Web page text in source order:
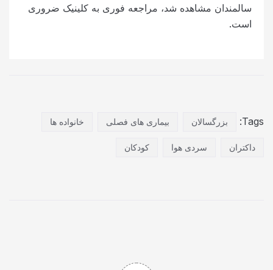
سالمندان مشاهده شد، مراجعه فوری به کلینیک ضروری
است.
Tags: بزرگسالان بیماری های فصلی خانواده ها
داکتران سردی هوا کودکان